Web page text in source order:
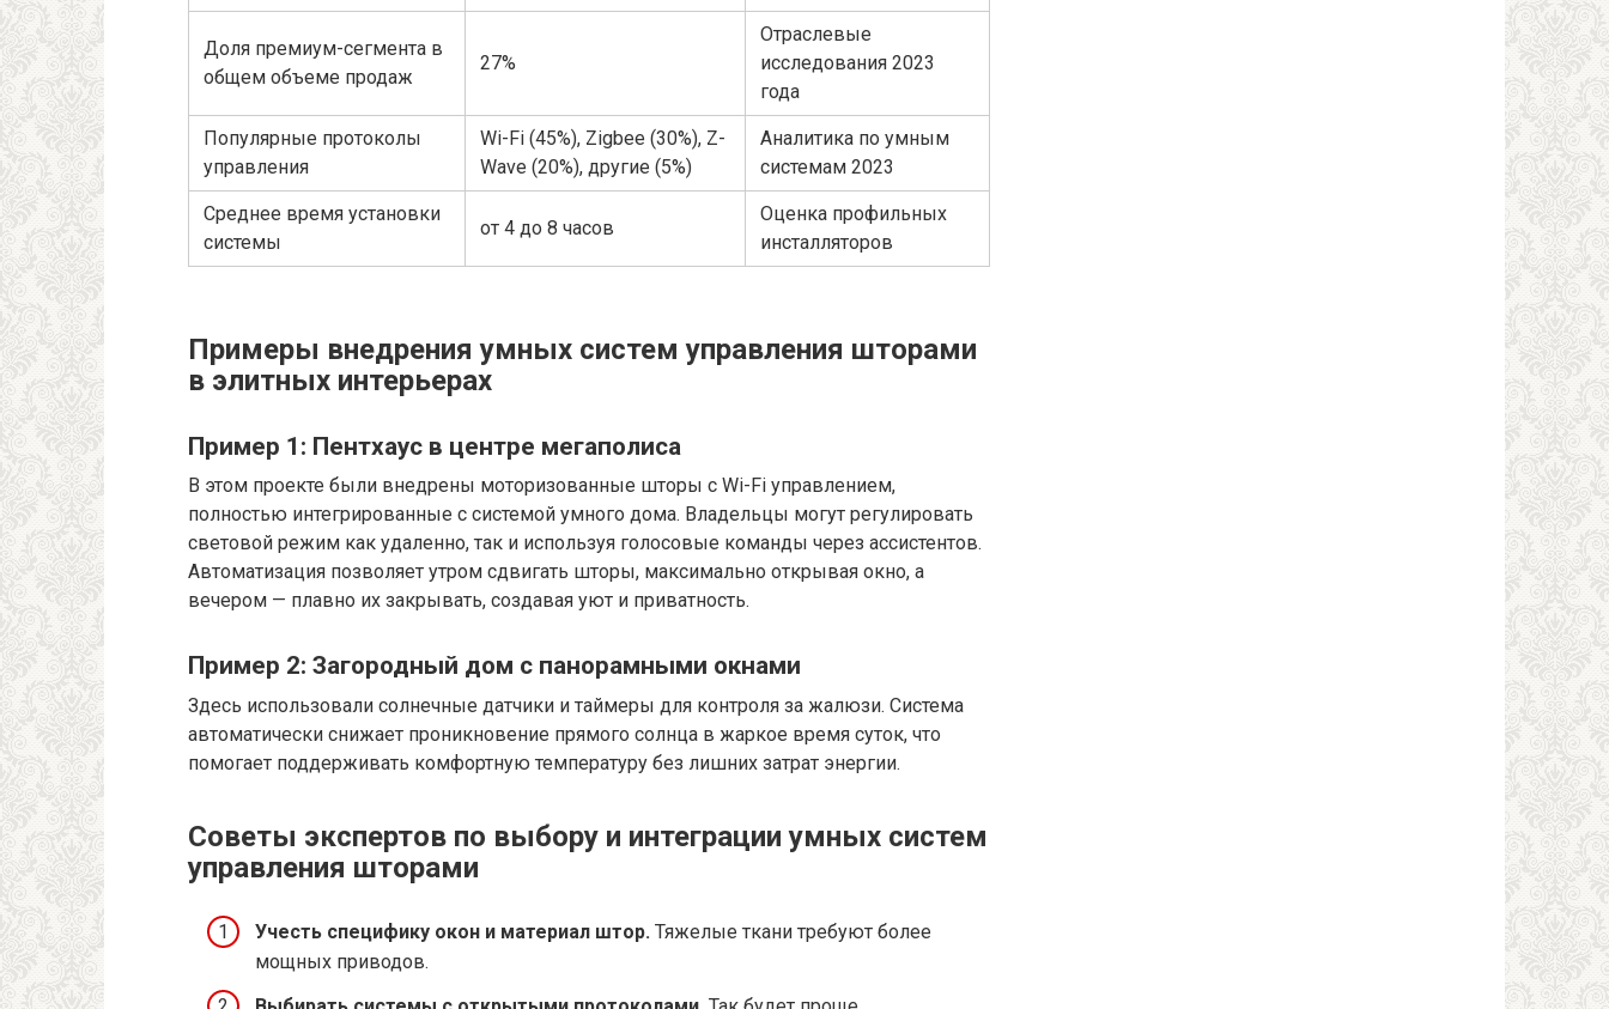
Доля премиум-сегмента в
общем объеме продаж
27%
Отраслевые
исследования 2023
года
Популярные протоколы
управления
Wi-Fi (45%), Zigbee (30%), Z-
Wave (20%), другие (5%)
Аналитика по умным
системам 2023
Среднее время установки
системы
от 4 до 8 часов
Оценка профильных
инсталляторов
Примеры внедрения умных систем управления шторами
в элитных интерьерах
Пример 1: Пентхаус в центре мегаполиса
В этом проекте были внедрены моторизованные шторы с Wi-Fi управлением,
полностью интегрированные с системой умного дома. Владельцы могут регулировать
световой режим как удаленно, так и используя голосовые команды через ассистентов.
Автоматизация позволяет утром сдвигать шторы, максимально открывая окно, а
вечером — плавно их закрывать, создавая уют и приватность.
Пример 2: Загородный дом с панорамными окнами
Здесь использовали солнечные датчики и таймеры для контроля за жалюзи. Система
автоматически снижает проникновение прямого солнца в жаркое время суток, что
помогает поддерживать комфортную температуру без лишних затрат энергии.
Советы экспертов по выбору и интеграции умных систем
управления шторами
Учесть специфику окон и материал штор. Тяжелые ткани требуют более
мощных приводов.